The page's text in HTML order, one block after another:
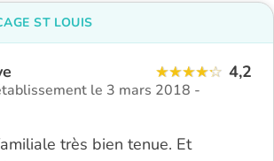
4,2
le 3 mars 2018 -
très bien tenue. Et
ST LOUIS